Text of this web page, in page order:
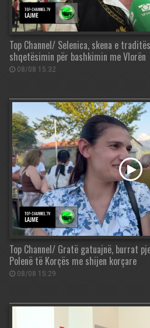
Top Channel/ Selenica, skena e
shqetësimin për bashkimin me Vlorën
08/08 15:32
Top Channel/ Gratë gatuajnë, burrat
Polenë të Korçës me shijen korçare
08/08 15:29